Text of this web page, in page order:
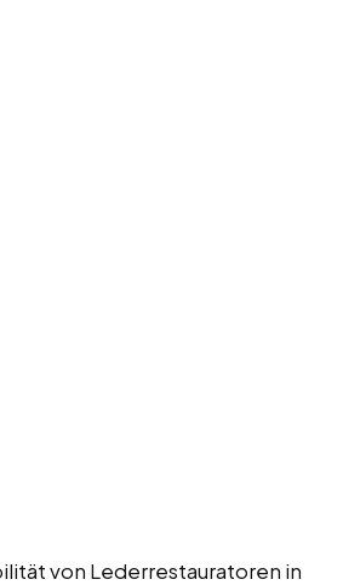
von Lederrestauratoren in